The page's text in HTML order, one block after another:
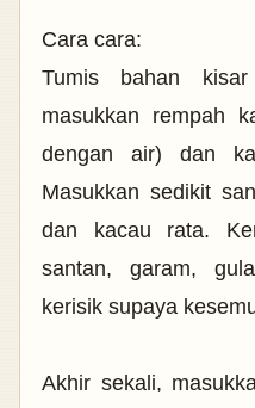
Cara cara:
Tumis bahan
masukkan rempah
dengan air) dan
Masukkan sedikit
dan kacau rata.
santan, garam,
kerisik supaya
Akhir sekali,